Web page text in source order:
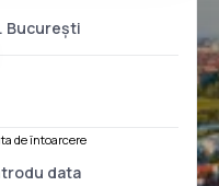
de întoarcere